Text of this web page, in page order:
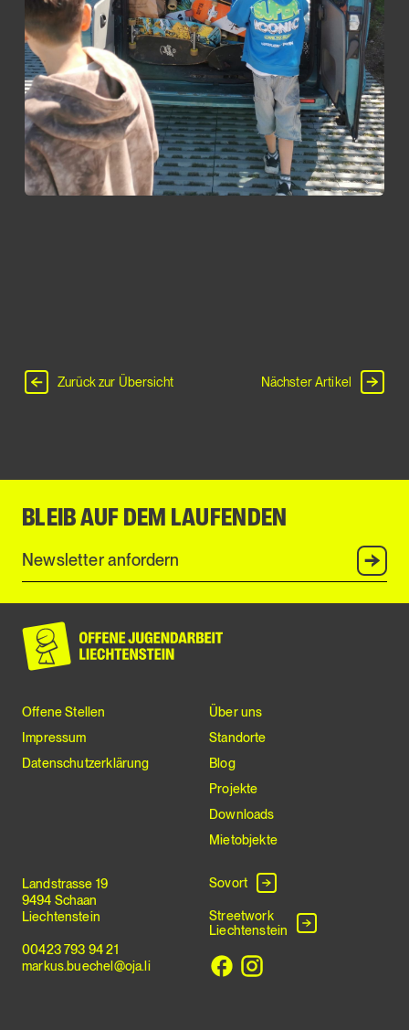
Nächster Artikel
Zurück zur Übersicht
BLEIB AUF DEM LAUFENDEN
Landstrasse 19
9494 Schaan
Liechtenstein
00423 793 94 21
markus.buechel@oja.li
Über uns
Standorte
Blog
Projekte
Downloads
Mietobjekte
Offene Stellen
Impressum
Datenschutzerklärung
Sovort
Streetwork
Liechtenstein